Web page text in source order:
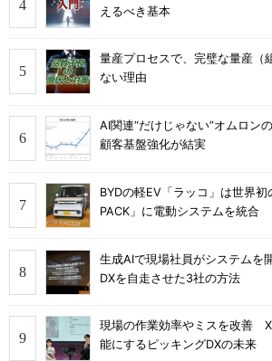
えるべき基本
量産プロセスで、完璧な量産（
ない理由
AI関連“だけじゃない”オムロン
顧客基盤強化が結実
BYDの軽EV「ラッコ」は世界
PACK」に電動システムを統合
生成AIで現場社員がシステム
DXを自走させた3社の方法
現場の作業効率やミスを改善
能にするピッキングDXの未来